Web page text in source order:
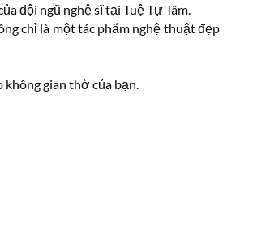
đội ngũ nghệ sĩ tại Tuệ Tự Tâm.
chỉ là một tác phẩm nghệ thuật đẹp
không gian thờ của bạn.